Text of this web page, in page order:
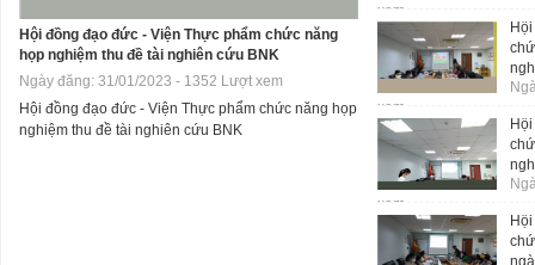
Hội đồng đạo đức - Viện Thực phẩm chức năng
họp nghiệm thu đề tài nghiên cứu BNK
Ngày đăng: 31/01/2023 - 1352 Lượt xem
Hội đồng đạo đức - Viện Thực phẩm chức năng họp
nghiệm thu đề tài nghiên cứu BNK
xem
xem
xem